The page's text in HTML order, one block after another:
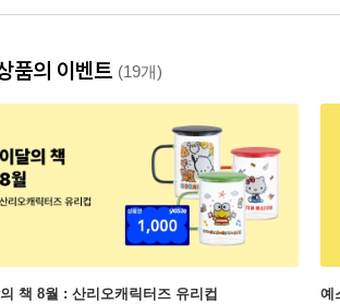
품의 이벤트 (19개)
책 8월 : 산리오캐릭터즈 유리컵 예